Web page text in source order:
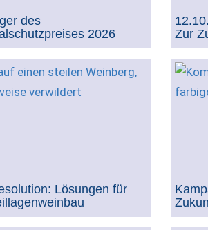
des
2026
Zur
Lösungen für